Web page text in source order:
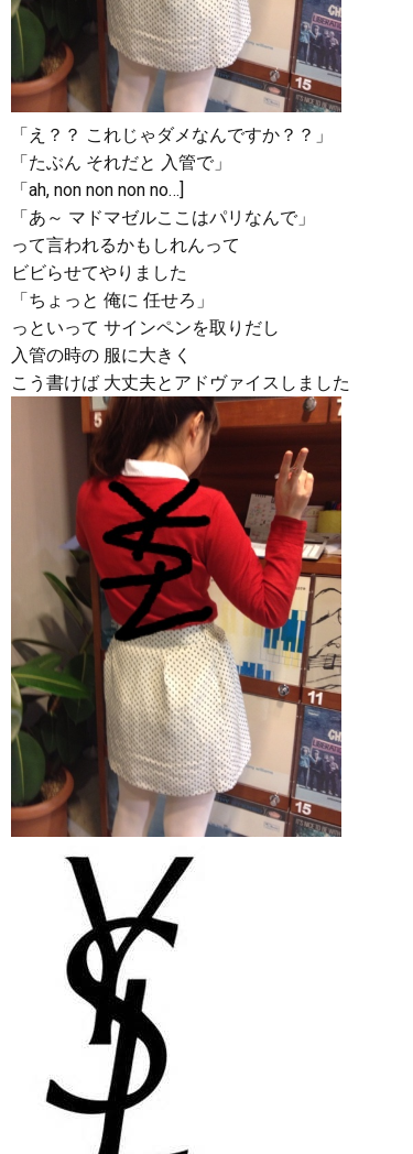
「え？？ これじゃダメなんですか？？」
「たぶん それだと 入管で」
「ah, non non non no…]
「あ～ マドマゼルここはパリなんで」
って言われるかもしれんって
ビビらせてやりました
「ちょっと 俺に 任せろ」
っといって サインペンを取りだし
入管の時の 服に大きく
こう書けば 大丈夫とアドヴァイスしました